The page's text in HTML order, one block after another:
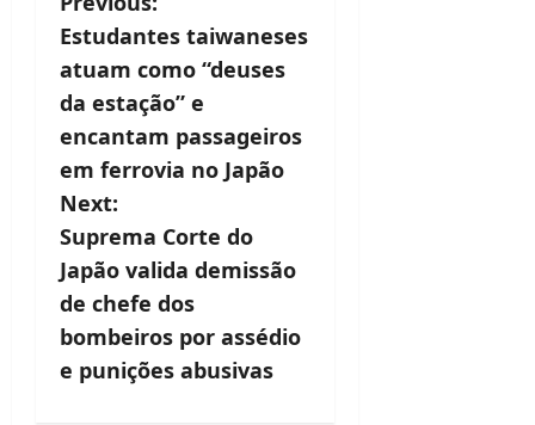
o
s
t
n
a
v
i
g
Estudantes taiwaneses
atuam como “deuses
da estação” e
encantam passageiros
em ferrovia no Japão
Next:
Suprema Corte do
Japão valida demissão
de chefe dos
bombeiros por assédio
e punições abusivas